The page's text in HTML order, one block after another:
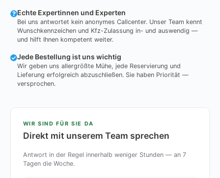
Echte Expertinnen und Experten
Bei uns antwortet kein anonymes Callcenter. Unser Team kennt
Wunschkennzeichen und Kfz-Zulassung in- und auswendig —
und hilft Ihnen kompetent weiter.
Jede Bestellung ist uns wichtig
Wir geben uns allergrößte Mühe, jede Reservierung und
Lieferung erfolgreich abzuschließen. Sie haben Priorität —
versprochen.
WIR SIND FÜR SIE DA
Direkt mit unserem Team sprechen
Antwort in der Regel innerhalb weniger Stunden — an 7
Tagen die Woche.